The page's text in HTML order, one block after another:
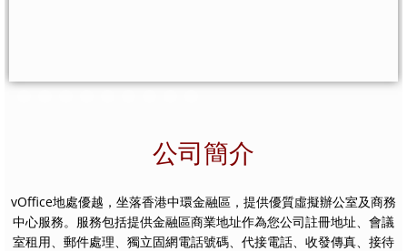
住宅地址服務
辦公室相冊
公司簡介
vOffice地處優越，坐落香港中環金融區，提供優質虛擬辦公室及商務
中心服務。服務包括提供金融區商業地址作為您公司註冊地址、 會議
室租用 、郵件處理、獨立固網電話號碼、代接電話、收發傳真、接待